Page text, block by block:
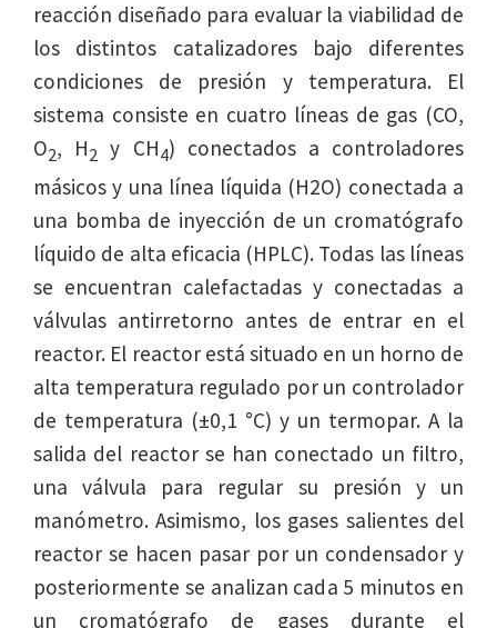
reacción diseñado para evaluar la viabilidad de
los distintos catalizadores bajo diferentes
condiciones de presión y temperatura. El
sistema consiste en cuatro líneas de gas (CO,
O2, H2 y CH4) conectados a controladores
másicos y una línea líquida (H2O) conectada a
una bomba de inyección de un cromatógrafo
líquido de alta eficacia (HPLC). Todas las líneas
se encuentran calefactadas y conectadas a
válvulas antirretorno antes de entrar en el
reactor. El reactor está situado en un horno de
alta temperatura regulado por un controlador
de temperatura (±0,1 °C) y un termopar. A la
salida del reactor se han conectado un filtro,
una válvula para regular su presión y un
manómetro. Asimismo, los gases salientes del
reactor se hacen pasar por un condensador y
posteriormente se analizan cada 5 minutos en
un cromatógrafo de gases durante el